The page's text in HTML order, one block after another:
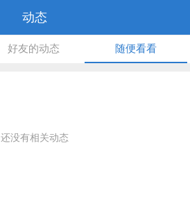
动态
好友的动态 随便看看
还没有相关动态